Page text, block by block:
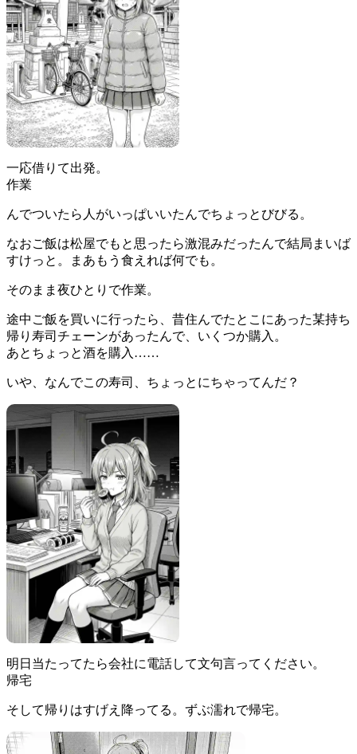
一応借りて出発。
作業
んでついたら人がいっぱいいたんでちょっとびびる。
なおご飯は松屋でもと思ったら激混みだったんで結局まいば
すけっと。まあもう食えれば何でも。
そのまま夜ひとりで作業。
途中ご飯を買いに行ったら、昔住んでたとこにあった某持ち
帰り寿司チェーンがあったんで、いくつか購入。
あとちょっと酒を購入……
いや、なんでこの寿司、ちょっとにちゃってんだ？
明日当たってたら会社に電話して文句言ってください。
帰宅
そして帰りはすげえ降ってる。ずぶ濡れで帰宅。